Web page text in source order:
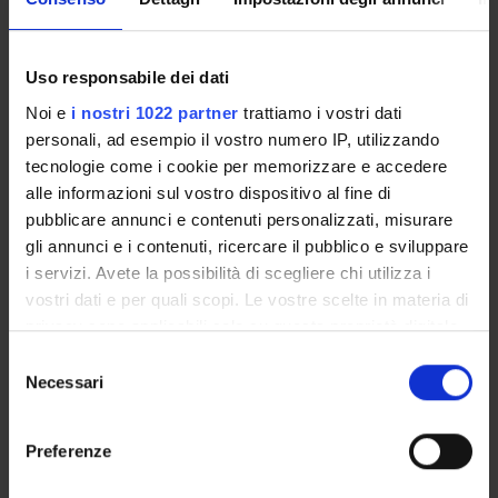
Uso responsabile dei dati
Noi e i nostri 1022 partner trattiamo i vostri dati
personali, ad esempio il vostro numero IP, utilizzando
tecnologie come i cookie per memorizzare e accedere
alle informazioni sul vostro dispositivo al fine di
pubblicare annunci e contenuti personalizzati, misurare
gli annunci e i contenuti, ricercare il pubblico e sviluppare
i servizi. Avete la possibilità di scegliere chi utilizza i
vostri dati e per quali scopi. Le vostre scelte in materia di
privacy sono applicabili solo su questa proprietà digitale
modificare o revocare il proprio consenso in qualsiasi
momento dalla Dichiarazione sui cookie o facendo clic
delNecessari
Preferenze
the comparative advantage of some organizations (i.e., the
this form of network governance. This produces
unpredictable contingency in EU policy coordination.
Web page:
http://www.rela.ep.liu.se/issues/10.3384_rela.2000-
7426.2020112/844/rela_844.pdf
Product ID:
111049
Handle IRIS:
Last Modified:
Bibliographic citation: